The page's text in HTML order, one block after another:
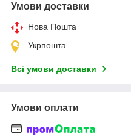
Умови доставки
Нова Пошта
Укрпошта
Всі умови доставки
Умови оплати